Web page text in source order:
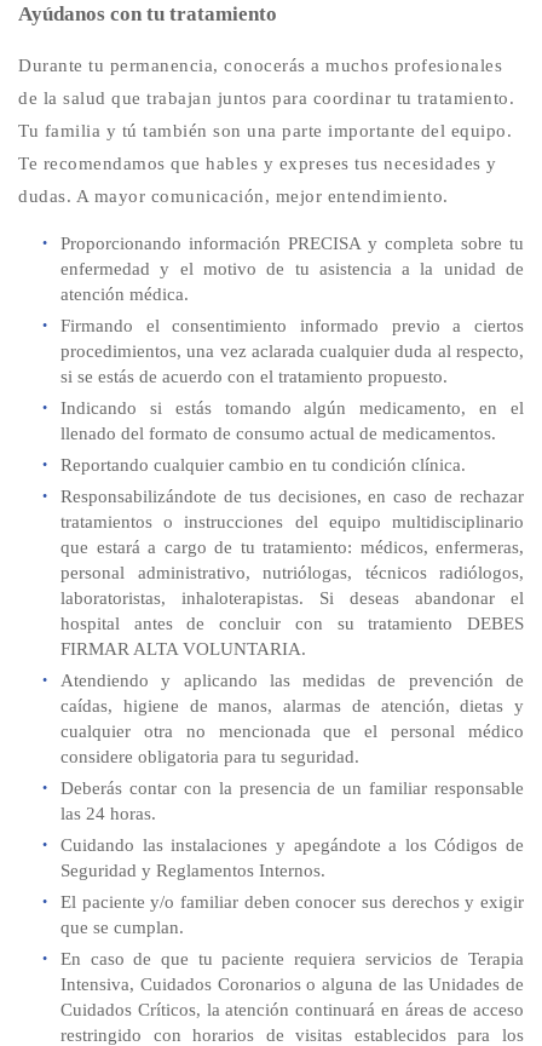
Ayúdanos con tu tratamiento
Durante tu permanencia, conocerás a muchos profesionales
de la salud que trabajan juntos para coordinar tu tratamiento.
Tu familia y tú también son una parte importante del equipo.
Te recomendamos que hables y expreses tus necesidades y
dudas. A mayor comunicación, mejor entendimiento.
Proporcionando información PRECISA y completa sobre tu
enfermedad y el motivo de tu asistencia a la unidad de
atención médica.
Firmando el consentimiento informado previo a ciertos
procedimientos, una vez aclarada cualquier duda al respecto,
si se estás de acuerdo con el tratamiento propuesto.
Indicando si estás tomando algún medicamento, en el
llenado del formato de consumo actual de medicamentos.
Reportando cualquier cambio en tu condición clínica.
Responsabilizándote de tus decisiones, en caso de rechazar
tratamientos o instrucciones del equipo multidisciplinario
que estará a cargo de tu tratamiento: médicos, enfermeras,
personal administrativo, nutriólogas, técnicos radiólogos,
laboratoristas, inhaloterapistas. Si deseas abandonar el
hospital antes de concluir con su tratamiento DEBES
FIRMAR ALTA VOLUNTARIA.
Atendiendo y aplicando las medidas de prevención de
caídas, higiene de manos, alarmas de atención, dietas y
cualquier otra no mencionada que el personal médico
considere obligatoria para tu seguridad.
Deberás contar con la presencia de un familiar responsable
las 24 horas.
Cuidando las instalaciones y apegándote a los Códigos de
Seguridad y Reglamentos Internos.
El paciente y/o familiar deben conocer sus derechos y exigir
que se cumplan.
En caso de que tu paciente requiera servicios de Terapia
Intensiva, Cuidados Coronarios o alguna de las Unidades de
Cuidados Críticos, la atención continuará en áreas de acceso
restringido con horarios de visitas establecidos para los